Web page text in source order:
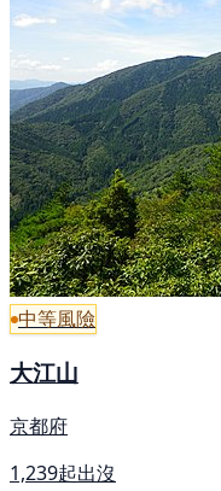
中等風險
大江山
京都府
1,239起出沒